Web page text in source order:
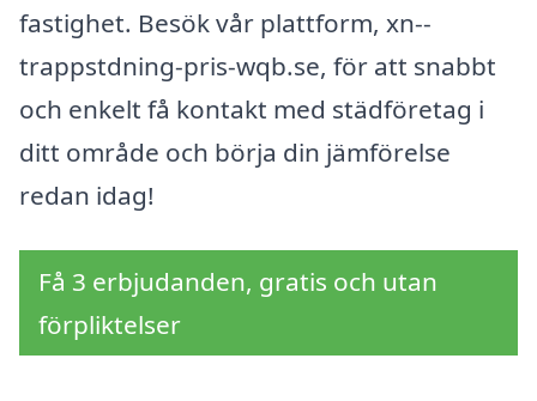
fastighet. Besök vår plattform, xn--
trappstdning-pris-wqb.se, för att snabbt
och enkelt få kontakt med städföretag i
ditt område och börja din jämförelse
redan idag!
Få 3 erbjudanden, gratis och utan
förpliktelser